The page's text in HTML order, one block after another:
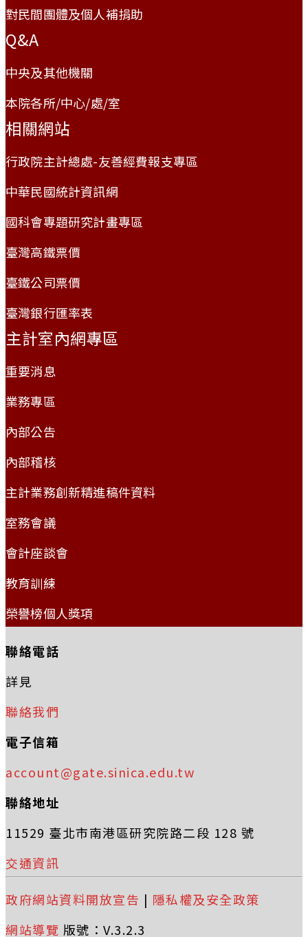
對民間團體及個人補捐助
Q&A
中央及其他機關
本院各所/中心/處/室
相關網站
行政院主計總處-友善經費報支專區
中華民國統計資訊網
國科會專題研究計畫專區
臺灣高鐵票價
臺鐵公司票價
臺灣銀行匯率表
主計室內網專區
重要消息
業務專區
內部公告
內部稽核
主計業務創新精進稿件資料
室務會議
會計座談會
教育訓練
榮譽榜個人獎項
聯絡電話
詳見
聯絡我們
電子信箱
account@gate.sinica.edu.tw
聯絡地址
11529 臺北市南港區研究院路二段 128 號
交通資訊
政府網站資料開放宣告 | 隱私權及安全政策
網站導覽 版號：V.3.2.3